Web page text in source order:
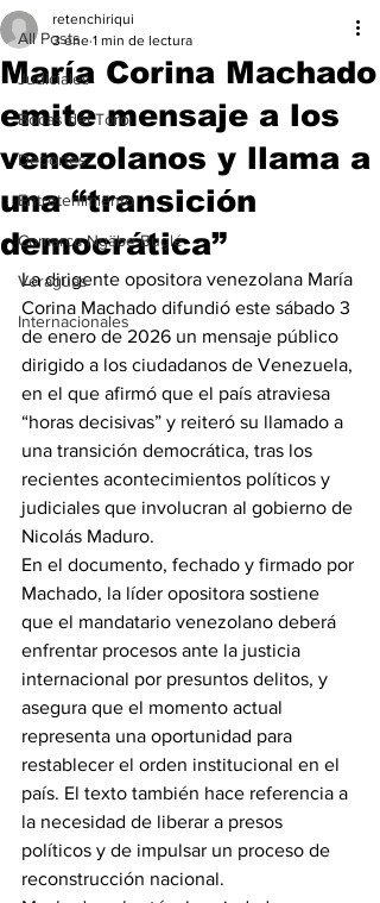
All Posts
Judiciales
Bocas del Toro
Deportes
Entretenimiento
Comarca Ngäbe-Buglé
Veraguas
Internacionales
María Corina Machado
emite mensaje a los
venezolanos y llama a
una “transición
democrática”
retenchiriqui
3 ene 1 min de lectura
La dirigente opositora venezolana María
Corina Machado difundió este sábado 3
de enero de 2026 un mensaje público
dirigido a los ciudadanos de Venezuela,
en el que afirmó que el país atraviesa
“horas decisivas” y reiteró su llamado a
una transición democrática, tras los
recientes acontecimientos políticos y
judiciales que involucran al gobierno de
Nicolás Maduro.
En el documento, fechado y firmado por
Machado, la líder opositora sostiene
que el mandatario venezolano deberá
enfrentar procesos ante la justicia
internacional por presuntos delitos, y
asegura que el momento actual
representa una oportunidad para
restablecer el orden institucional en el
país. El texto también hace referencia a
la necesidad de liberar a presos
políticos y de impulsar un proceso de
reconstrucción nacional.